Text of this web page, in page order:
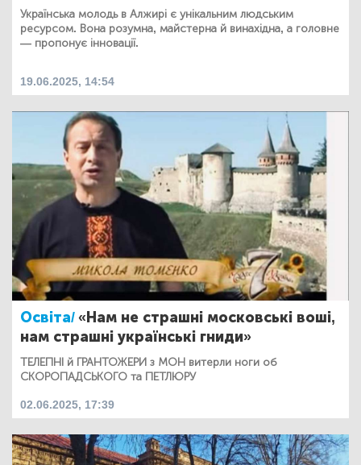
Українська молодь в Алжирі є унікальним людським
ресурсом. Вона розумна, майстерна й винахідна, а головне
— пропонує інновації.
19.06.2025, 14:54
Освіта/«Нам не страшні московські воші,
нам страшні українські гниди»
ТЕЛЕПНІ й ГРАНТОЖЕРИ з МОН витерли ноги об
СКОРОПАДСЬКОГО та ПЕТЛЮРУ
02.06.2025, 17:39